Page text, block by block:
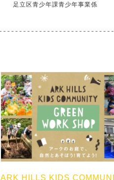
足立区青少年課青少年事業係
ARK HILLS KIDS